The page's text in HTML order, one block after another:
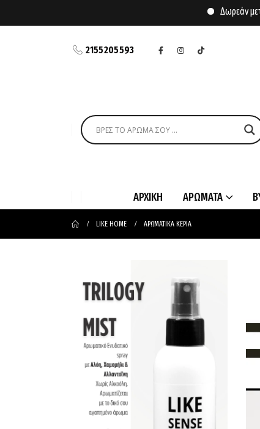
Δωρεάν μεταφορικά
2155205593
ΑΡΧΙΚΗ ΑΡΩΜΑΤΑ
LIKE HOME ΑΡΩΜΑΤΙΚΑ ΚΕΡΙΑ